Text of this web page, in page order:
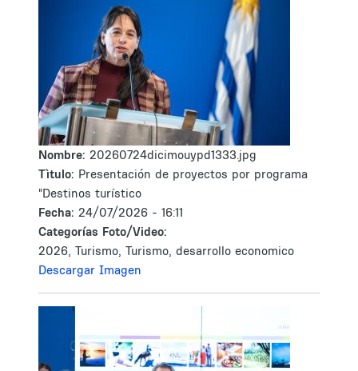
Nombre: 20260724dicimouypd1333.jpg
Tìtulo: Presentación de proyectos por programa
"Destinos turístico
Fecha: 24/07/2026 - 16:11
Categorías Foto/Video:
2026, Turismo, Turismo, desarrollo economico
Descargar Imagen